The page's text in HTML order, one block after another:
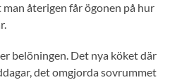
återigen får ögonen på hur
belöningen. Det nya köket där
det omgjorda sovrummet